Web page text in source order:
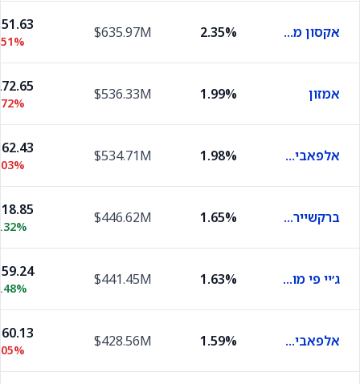
אקסון מובייל 2.35%
$635.97M
אמזון 1.99%
$536.33M
אלפאבית A 1.98%
$534.71M
ברקשייר הת'אווי בי 1.65%
$446.62M
ג׳יי פי מורגן 1.63%
$441.45M
אלפאבית C 1.59%
$428.56M